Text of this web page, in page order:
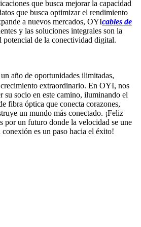
que busca mejorar la capacidad
que busca optimizar el rendimiento
a nuevos mercados, OYIcables de
y las soluciones integrales son la
potencial de la conectividad digital.
un año de oportunidades ilimitadas,
extraordinario. En OYI, nos
su socio en este camino, iluminando el
fibra óptica que conecta corazones,
un mundo más conectado. ¡Feliz
por un futuro donde la velocidad se une
es un paso hacia el éxito!